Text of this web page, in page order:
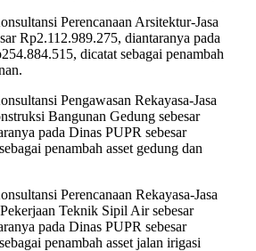
Perencanaan Arsitektur-Jasa
Rp2.112.989.275, diantaranya pada
dicatat sebagai penambah
Pengawasan Rekayasa-Jasa
Bangunan Gedung sebesar
pada Dinas PUPR sebesar
penambah asset gedung dan
Perencanaan Rekayasa-Jasa
Teknik Sipil Air sebesar
pada Dinas PUPR sebesar
penambah asset jalan irigasi